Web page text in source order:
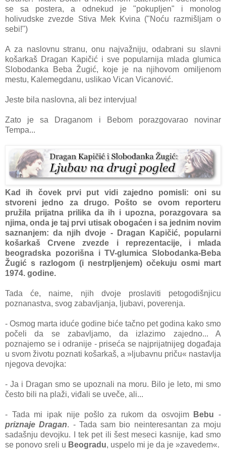
se sa postera, a odnekud je "pokupljen" i monolog
holivudske zvezde Stiva Mek Kvina ("Noću razmišljam o
sebi!")
A za naslovnu stranu, onu najvažniju, odabrani su slavni
košarkaš Dragan Kapičić i sve popularnija mlada glumica
Slobodanka Beba Žugić, koje je na njihovom omiljenom
mestu, Kalemegdanu, uslikao Vican Vicanović.
Jeste bila naslovna, ali bez intervjua!
Zato je sa Draganom i Bebom porazgovarao novinar
Tempa...
Kad ih čovek prvi put vidi zajedno pomisli: oni su
stvoreni jedno za drugo. Pošto se ovom reporteru
pružila prijatna prilika da ih i upozna, porazgovara sa
njima, onda je taj prvi utisak obogaćen i sa jednim novim
saznanjem: da njih dvoje - Dragan Kapičić, popularni
košarkaš Crvene zvezde i reprezentacije, i mlada
beogradska pozorišna i TV-glumica Slobodanka-Beba
Žugić s razlogom (i nestrpljenjem) očekuju osmi mart
1974. godine.
Tada će, naime, njih dvoje proslaviti petogodišnjicu
poznanastva, svog zabavljanja, ljubavi, poverenja.
- Osmog marta iduće godine biće tačno pet godina kako smo
počeli da se zabavljamo, da izlazimo zajedno... A
poznajemo se i odranije - priseća se najprijatnijeg događaja
u svom životu poznati košarkaš, a »ljubavnu priču« nastavlja
njegova devojka:
- Ja i Dragan smo se upoznali na moru. Bilo je leto, mi smo
često bili na plaži, viđali se uveče, ali...
- Tada mi ipak nije pošlo za rukom da osvojim Bebu -
priznaje Dragan. - Tada sam bio neinteresantan za moju
sadašnju devojku. I tek pet ili šest meseci kasnije, kad smo
se ponovo sreli u Beogradu, uspelo mi je da je »zavedem«.